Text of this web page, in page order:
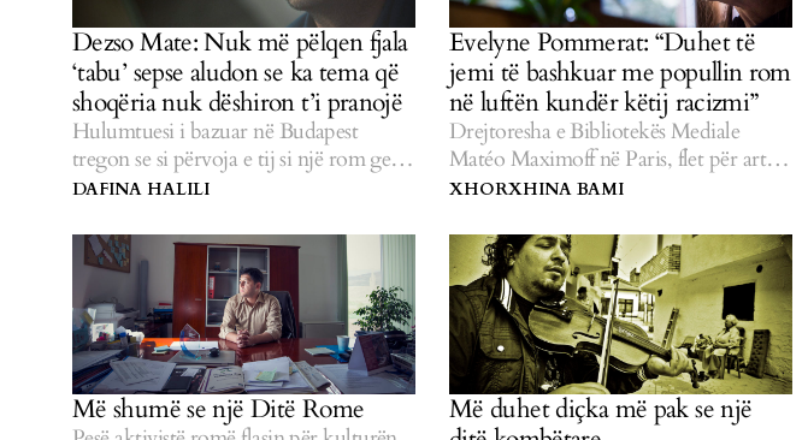
Dezso Mate: Nuk më pëlqen fjala
‘tabu’ sepse aludon se ka tema që
shoqëria nuk dëshiron t’i pranojë
Hulumtuesi i bazuar në Budapest
tregon se si përvoja e tij si një rom gej e
ka nxitur luftën e tij për njohje dhe
DAFINA HALILI
Evelyne Pommerat: “Duhet të
jemi të bashkuar me popullin rom
në luftën kundër këtij racizmi”
Drejtoresha e Bibliotekës Mediale
Matéo Maximoff në Paris, flet për artet
e romëve dhe ballafaqimin me
XHORXHINA BAMI
Më shumë se një Ditë Rome
Më duhet diçka më pak se një